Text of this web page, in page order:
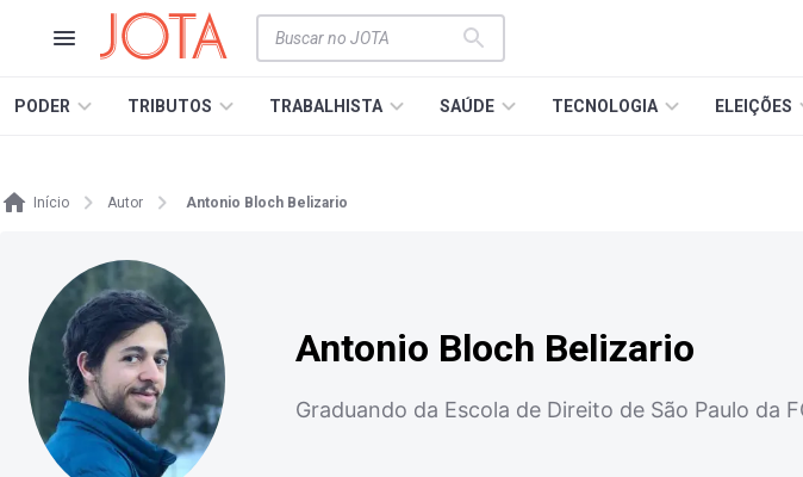
PODER TRIBUTOS TRABALHISTA SAÚDE TECNOLOGIA ELEIÇÕES
Início Autor Antonio Bloch Belizario
Antonio Bloch Belizario
Graduando da Escola de Direito de São Paulo da